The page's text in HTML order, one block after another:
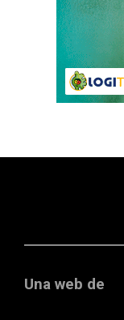
Una web de